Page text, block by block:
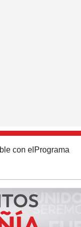
con el Programa